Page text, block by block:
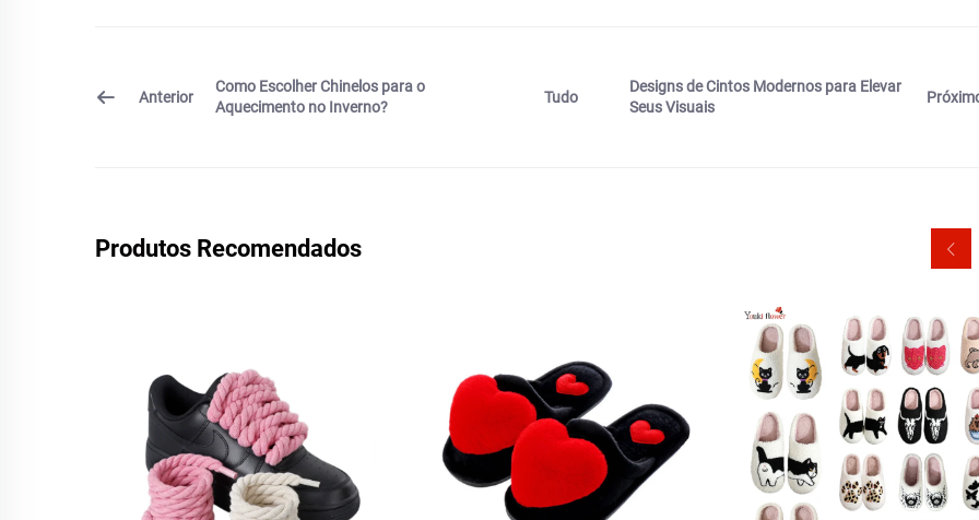
Anterior
Como Escolher Chinelos para o
Aquecimento no Inverno?
Tudo
Designs de Cintos Modernos para Elevar
Seus Visuais
Produtos Recomendados